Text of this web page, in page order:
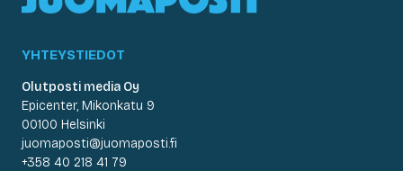
YHTEYSTIEDOT
Olutposti media Oy
Epicenter, Mikonkatu 9
00100 Helsinki
juomaposti@juomaposti.fi
+358 40 218 41 79